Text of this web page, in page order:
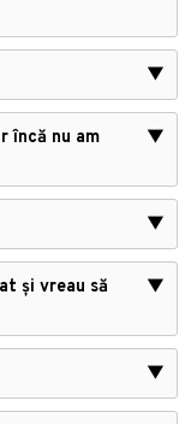
▼
încă nu am
▼
▼
și vreau să
▼
▼